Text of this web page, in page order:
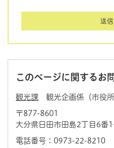
このページに関するお
観光課 観光企画係（市役所
〒877-8601
大分県日田市田島2丁目6番1
電話番号：0973-22-8210